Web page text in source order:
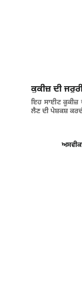
ਕੂਕੀਜ਼ ਦੀ
ਇਹ ਸਾਈਟ ਕੂਕੀਜ਼
ਲੈਣ ਦੀ ਪੇਸ਼ਕਸ਼